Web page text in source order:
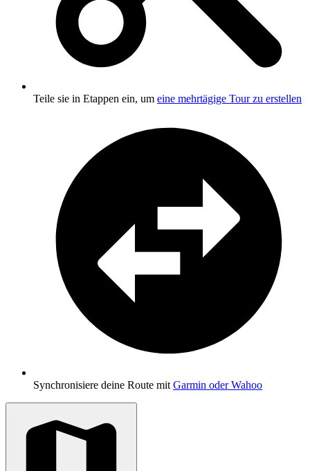
Teile sie in Etappen ein, um eine mehrtägige Tour zu erstellen
Synchronisiere deine Route mit Garmin oder Wahoo